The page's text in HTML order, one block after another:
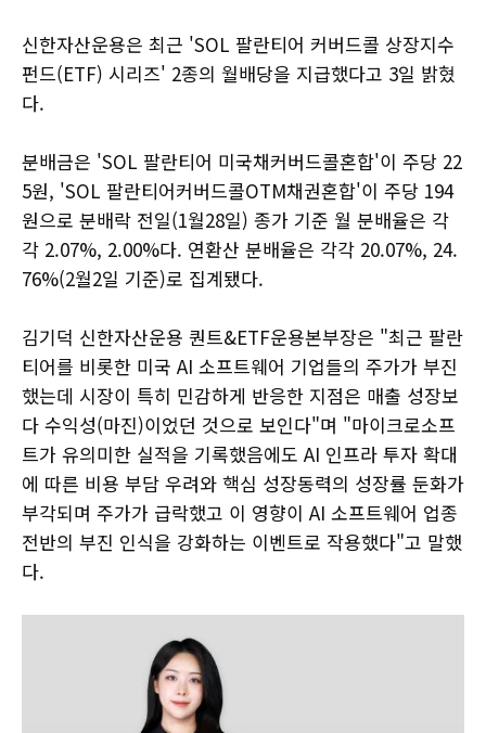
신한자산운용은 최근 'SOL 팔란티어 커버드콜 상장지수
펀드(ETF) 시리즈' 2종의 월배당을 지급했다고 3일 밝혔
다.
분배금은 'SOL 팔란티어 미국채커버드콜혼합'이 주당 22
5원, 'SOL 팔란티어커버드콜OTM채권혼합'이 주당 194
원으로 분배락 전일(1월28일) 종가 기준 월 분배율은 각
각 2.07%, 2.00%다. 연환산 분배율은 각각 20.07%, 24.
76%(2월2일 기준)로 집계됐다.
김기덕 신한자산운용 퀀트&ETF운용본부장은 "최근 팔란
티어를 비롯한 미국 AI 소프트웨어 기업들의 주가가 부진
했는데 시장이 특히 민감하게 반응한 지점은 매출 성장보
다 수익성(마진)이었던 것으로 보인다"며 "마이크로소프
트가 유의미한 실적을 기록했음에도 AI 인프라 투자 확대
에 따른 비용 부담 우려와 핵심 성장동력의 성장률 둔화가
부각되며 주가가 급락했고 이 영향이 AI 소프트웨어 업종
전반의 부진 인식을 강화하는 이벤트로 작용했다"고 말했
다.